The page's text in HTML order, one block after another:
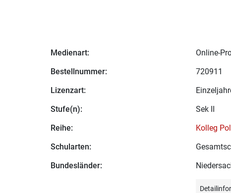
Medienart:
Online-
Bestellnummer:
720911
Lizenzart:
Stufe(n):
Sek II
Reihe:
Kolleg
Schularten:
Bundesländer: